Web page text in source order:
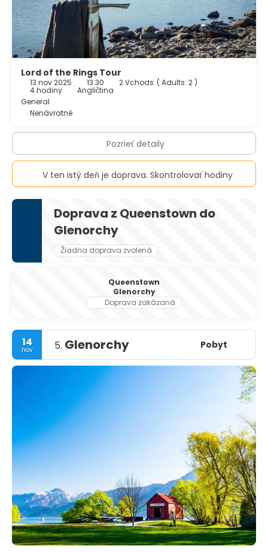
Lord of the Rings Tour
13 nov 2025 13:30 2 Vchods ( Adults: 2 )
4 hodiny
Angličtina
General
Nenávratné
Pozrieť detaily
V ten istý deň je doprava. Skontrolovať hodiny
Doprava z Queenstown do
Glenorchy
Žiadna doprava zvolená
Queenstown
Glenorchy
Doprava zakázaná
14
nov 5. Glenorchy Pobyt